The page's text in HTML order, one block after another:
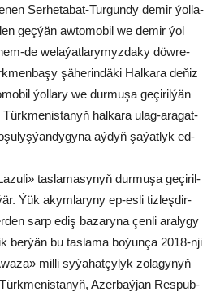
Ser­he­ta­bat-Tur­gun­dy de­mir ýol­la­
geç­ýän aw­to­mo­bil we de­mir ýol
de we­la­ýat­la­ry­myz­da­ky döw­re­
şä­he­rin­dä­ki Hal­ka­ra de­ňiz
ýol­la­ry we dur­mu­şa ge­çi­ril­ýän
Türk­me­nis­ta­nyň hal­ka­ra ulag-ara­gat­
aý­dyň şa­ýat­lyk ed­
tas­la­ma­sy­nyň dur­mu­şa ge­çi­ril­
Ýük akym­la­ry­ny ep-es­li tiz­leş­dir­
sarp ediş ba­za­ry­na çen­li ara­ly­gy
ber­ýän bu tas­la­ma bo­ýun­ça 2018-nji
mil­li sy­ýa­hat­çy­lyk zo­la­gy­nyň
Azer­baý­jan Res­pub­